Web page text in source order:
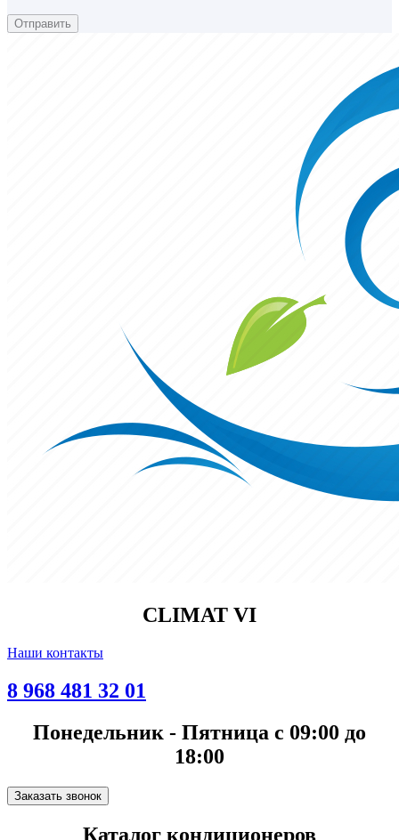
CLIMAT VI
Наши контакты
8 968 481 32 01
Понедельник - Пятница с 09:00 до
18:00
Заказать звонок
Каталог кондиционеров